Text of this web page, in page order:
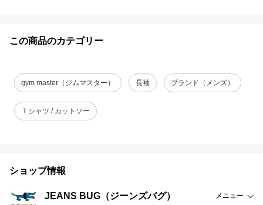
この商品のカテゴリー
gym master（ジムマスター） 長袖 ブランド（メンズ）
Ｔシャツ / カットソー
ショップ情報
JEANS BUG（ジーンズバグ） メニュー